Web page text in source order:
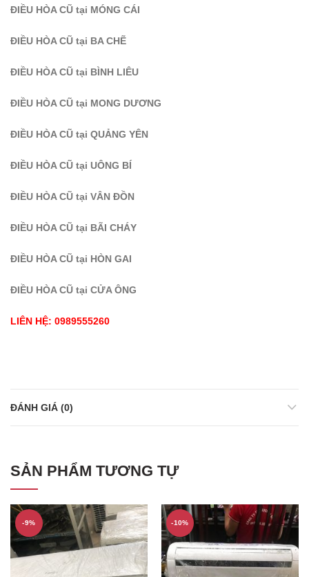
ĐIỀU HÒA CŨ tại MÓNG CÁI
ĐIỀU HÒA CŨ tại BA CHẼ
ĐIỀU HÒA CŨ tại BÌNH LIÊU
ĐIỀU HÒA CŨ tại MONG DƯƠNG
ĐIỀU HÒA CŨ tại QUẢNG YÊN
ĐIỀU HÒA CŨ tại UÔNG BÍ
ĐIỀU HÒA CŨ tại VÂN ĐỒN
ĐIỀU HÒA CŨ tại BÃI CHÁY
ĐIỀU HÒA CŨ tại HÒN GAI
ĐIỀU HÒA CŨ tại CỬA ÔNG
LIÊN HỆ: 0989555260
ĐÁNH GIÁ (0)
SẢN PHẨM TƯƠNG TỰ
-9% -10%